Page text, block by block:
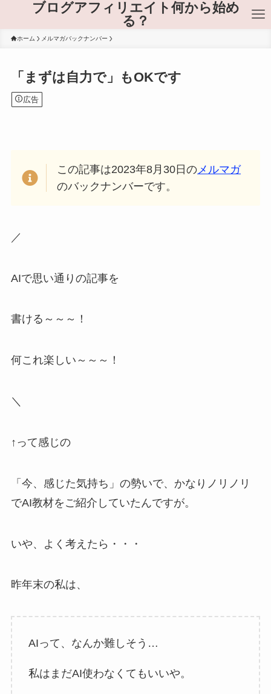
ブログアフィリエイト何から始め
る？
ホーム メルマガバックナンバー
「まずは自力で」もOKです
広告
この記事は2023年8月30日のメルマガ
のバックナンバーです。
／
AIで思い通りの記事を
書ける～～～！
何これ楽しい～～～！
＼
↑って感じの
「今、感じた気持ち」の勢いで、かなりノリノリ
でAI教材をご紹介していたんですが。
いや、よく考えたら・・・
昨年末の私は、
AIって、なんか難しそう…
私はまだAI使わなくてもいいや。